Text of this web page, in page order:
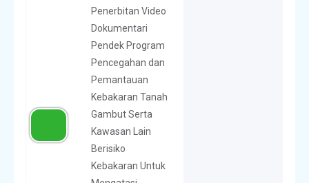
Penerbitan Video
Dokumentari
Pendek Program
Pencegahan dan
Pemantauan
Kebakaran Tanah
Gambut Serta
Kawasan Lain
Berisiko
Kebakaran Untuk